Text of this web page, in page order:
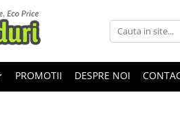
PROMOTII DESPRE NOI